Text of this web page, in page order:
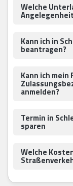
Welche
Kann ich in
beantragen?
Kann ich mein
anmelden?
Termin in
sparen
Welche